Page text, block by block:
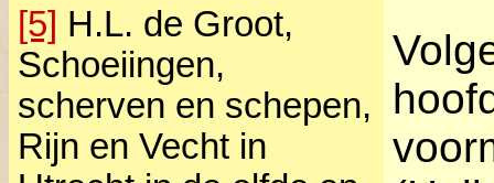
[5] H.L. de Groot,
Schoeiingen,
scherven en schepen,
Rijn en Vecht in